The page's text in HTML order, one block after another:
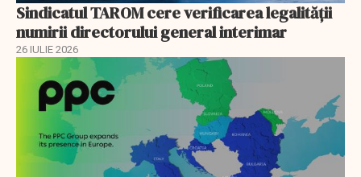
Sindicatul TAROM cere verificarea legalității
numirii directorului general interimar
26 IULIE 2026